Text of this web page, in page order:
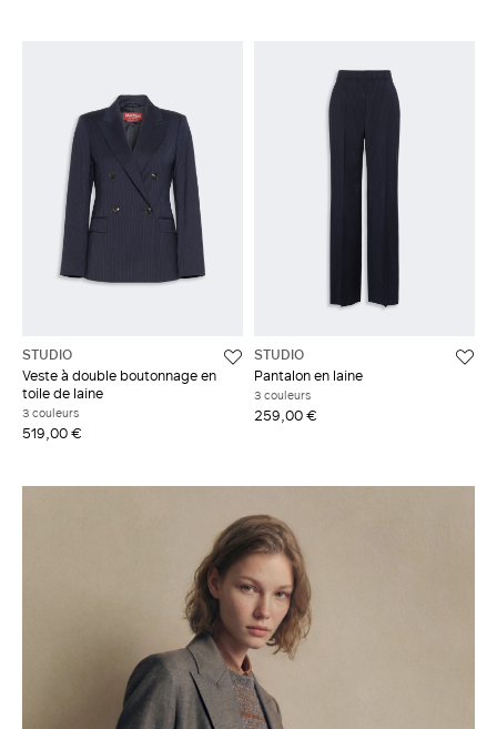
STUDIO
Veste à double boutonnage en
toile de laine
3 couleurs
519,00 €
STUDIO
Pantalon en laine
3 couleurs
259,00 €